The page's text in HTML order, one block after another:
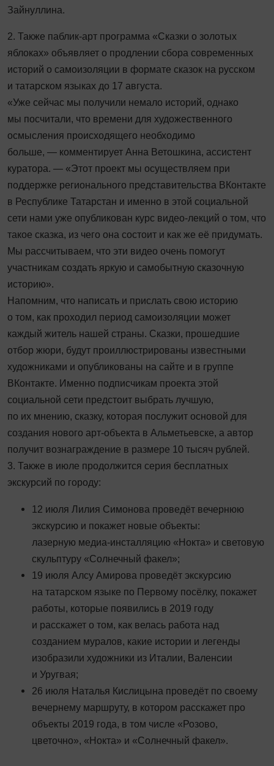
Зайнуллина.
2. Также паблик-арт программа «Сказки о золотых
яблоках» объявляет о продлении сбора современных
историй о самоизоляции в формате сказок на русском
и татарском языках до 17 августа.
«Уже сейчас мы получили немало историй, однако
мы посчитали, что времени для художественного
осмысления происходящего необходимо
больше, — комментирует Анна Ветошкина, ассистент
куратора. — «Этот проект мы осуществляем при
поддержке регионального представительства ВКонтакте
в Республике Татарстан и именно в этой социальной
сети нами уже опубликован курс видео-лекций о том, что
такое сказка, из чего она состоит и как же её придумать.
Мы рассчитываем, что эти видео очень помогут
участникам создать яркую и самобытную сказочную
историю».
Напомним, что написать и прислать свою историю
о том, как проходил период самоизоляции может
каждый житель нашей страны. Сказки, прошедшие
отбор жюри, будут проиллюстрированы известными
художниками и опубликованы на сайте и в группе
ВКонтакте. Именно подписчикам проекта этой
социальной сети предстоит выбрать лучшую,
по их мнению, сказку, которая послужит основой для
создания нового арт-объекта в Альметьевске, а автор
получит вознаграждение в размере 10 тысяч рублей.
3. Также в июле продолжится серия бесплатных
экскурсий по городу:
12 июля Лилия Симонова проведёт вечернюю
экскурсию и покажет новые объекты:
лазерную медиа-инсталляцию «Нокта» и световую
скульптуру «Солнечный факел»;
19 июля Алсу Амирова проведёт экскурсию
на татарском языке по Первому посёлку, покажет
работы, которые появились в 2019 году
и расскажет о том, как велась работа над
созданием муралов, какие истории и легенды
изобразили художники из Италии, Валенсии
и Уругвая;
26 июля Наталья Кислицына проведёт по своему
вечернему маршруту, в котором расскажет про
объекты 2019 года, в том числе «Розово,
цветочно», «Нокта» и «Солнечный факел».